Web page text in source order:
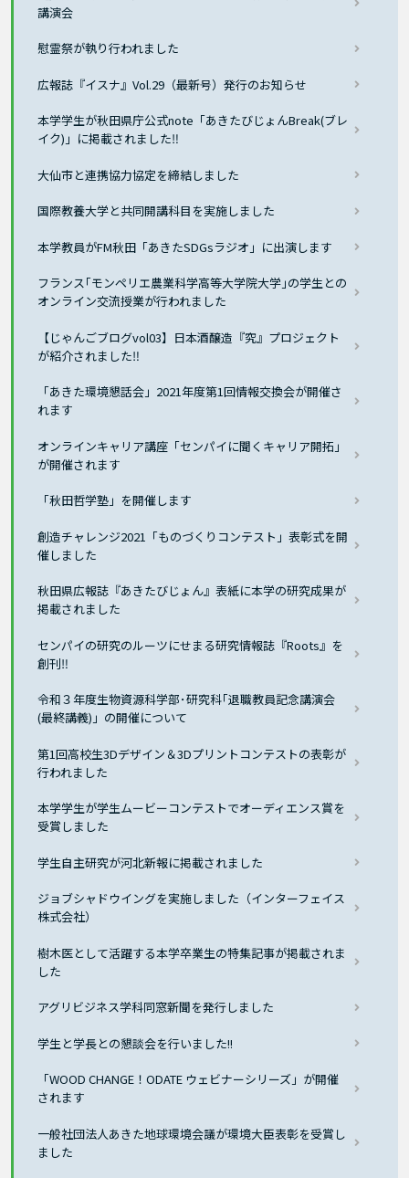
講演会
慰霊祭が執り行われました
広報誌『イスナ』Vol.29（最新号）発行のお知らせ
本学学生が秋田県庁公式note「あきたびじょんBreak(ブレ
イク)」に掲載されました‼
大仙市と連携協力協定を締結しました
国際教養大学と共同開講科目を実施しました
本学教員がFM秋田「あきたSDGsラジオ」に出演します
フランス｢モンペリエ農業科学高等大学院大学｣の学生との
オンライン交流授業が行われました
【じゃんごブログvol03】日本酒醸造『究』プロジェクト
が紹介されました‼
「あきた環境懇話会」2021年度第1回情報交換会が開催さ
れます
オンラインキャリア講座「センパイに聞くキャリア開拓」
が開催されます
「秋田哲学塾」を開催します
創造チャレンジ2021「ものづくりコンテスト」表彰式を開
催しました
秋田県広報誌『あきたびじょん』表紙に本学の研究成果が
掲載されました
センパイの研究のルーツにせまる研究情報誌『Roots』を
創刊‼
令和３年度生物資源科学部･研究科｢退職教員記念講演会
(最終講義)」の開催について
第1回高校生3Dデザイン＆3Dプリントコンテストの表彰が
行われました
本学学生が学生ムービーコンテストでオーディエンス賞を
受賞しました
学生自主研究が河北新報に掲載されました
ジョブシャドウイングを実施しました（インターフェイス
株式会社）
樹木医として活躍する本学卒業生の特集記事が掲載されま
した
アグリビジネス学科同窓新聞を発行しました
学生と学長との懇談会を行いました!!
「WOOD CHANGE！ODATE ウェビナーシリーズ」が開催
されます
一般社団法人あきた地球環境会議が環境大臣表彰を受賞し
ました